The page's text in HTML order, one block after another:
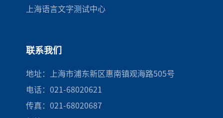
上海语言文字测试中心
联系我们
地址：上海市浦东新区惠南镇观海路505号
电话：021-68020621
传真：021-68020687